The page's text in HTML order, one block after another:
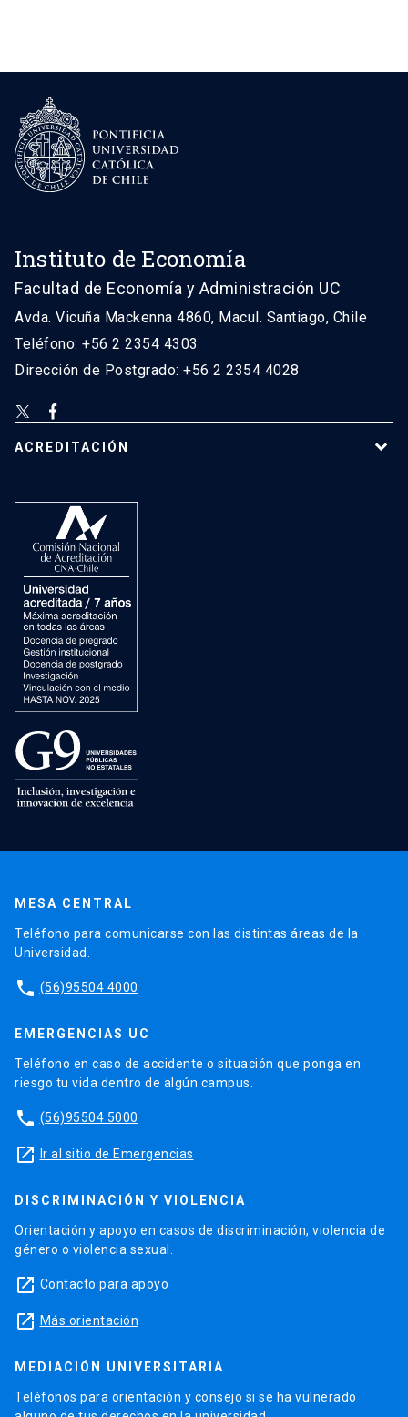
Instituto de Economía
Facultad de Economía y Administración UC
Avda. Vicuña Mackenna 4860, Macul. Santiago, Chile
Teléfono: +56 2 2354 4303
Dirección de Postgrado: +56 2 2354 4028
ACREDITACIÓN
MESA CENTRAL
Teléfono para comunicarse con las distintas áreas de la
Universidad.
phone (56)95504 4000
EMERGENCIAS UC
Teléfono en caso de accidente o situación que ponga en
riesgo tu vida dentro de algún campus.
phone (56)95504 5000
launch Ir al sitio de Emergencias
DISCRIMINACIÓN Y VIOLENCIA
Orientación y apoyo en casos de discriminación, violencia de
género o violencia sexual.
launch Contacto para apoyo
launch Más orientación
MEDIACIÓN UNIVERSITARIA
Teléfonos para orientación y consejo si se ha vulnerado